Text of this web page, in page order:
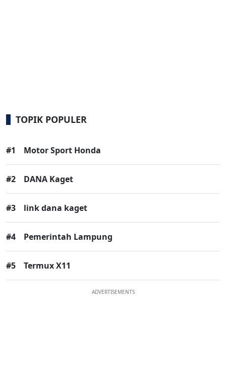
TOPIK POPULER
#1 Motor Sport Honda
#2 DANA Kaget
#3 link dana kaget
#4 Pemerintah Lampung
#5 Termux X11
ADVERTISEMENTS